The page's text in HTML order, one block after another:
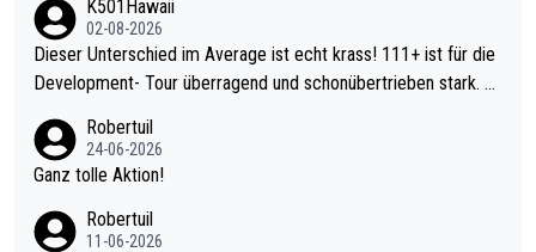
K501Hawaii
02-08-2026
Dieser Unterschied im Average ist echt krass! 111+ ist für die
Development- Tour überragend und schonübertrieben stark. U
mal 40+ erst recht. Da gewinnst keinen Blumentopf - ist ja noc
h krasser wie ein Pokalspiel eines Kreisligisten vs einem Bund
Robertuil
24-06-2026
Ganz tolle Aktion!
Robertuil
11-06-2026